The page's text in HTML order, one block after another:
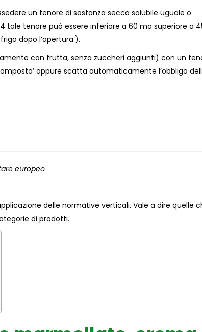
un tenore di sostanza secca solubile uguale o
tale tenore può essere inferiore a 60 ma superiore a
dopo l’apertura’).
con frutta, senza zuccheri aggiunti) con un
oppure scatta automaticamente l’obbligo
europeo
delle normative verticali. Vale a dire quelle
di prodotti.